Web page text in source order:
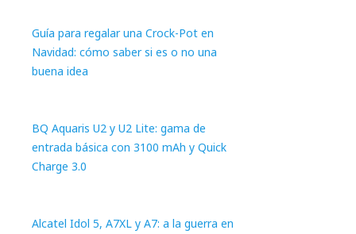
Guía para regalar una Crock-Pot en
Navidad: cómo saber si es o no una
buena idea
BQ Aquaris U2 y U2 Lite: gama de
entrada básica con 3100 mAh y Quick
Charge 3.0
Alcatel Idol 5, A7XL y A7: a la guerra en